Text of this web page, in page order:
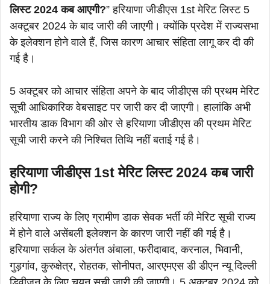
लिस्ट 2024 कब आएगी?” हरियाणा जीडीएस 1st मेरिट लिस्ट 5
अक्टूबर 2024 के बाद जारी की जाएगी। क्योंकि प्रदेश में राज्यसभा
के इलेक्शन होने वाले हैं, जिस कारण आचार संहिता लागू कर दी की
गई है।
5 अक्टूबर को आचार संहिता अपने के बाद जीडीएस की प्रथम मेरिट
सूची आधिकारिक वेबसाइट पर जारी कर दी जाएगी। हालांकि अभी
भारतीय डाक विभाग की ओर से हरियाणा जीडीएस की प्रथम मेरिट
सूची जारी करने की निश्चित तिथि नहीं बताई गई है।
हरियाणा जीडीएस 1st मेरिट लिस्ट 2024 कब जारी
होगी?
हरियाणा राज्य के लिए ग्रामीण डाक सेवक भर्ती की मेरिट सूची राज्य
में होने वाले असेंबली इलेक्शन के कारण जारी नहीं की गई है।
हरियाणा सर्कल के अंतर्गत अंबाला, फरीदाबाद, करनाल, भिवानी,
गुड़गांव, कुरुक्षेत्र, रोहतक, सोनीपत, आरएमएस डी डीएन न्यू दिल्ली